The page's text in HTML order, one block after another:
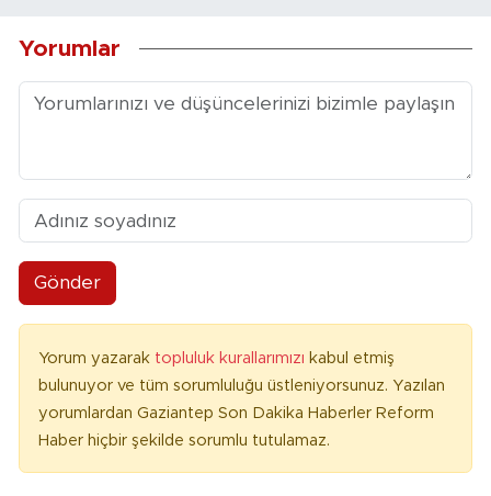
Yorumlar
Gönder
Yorum yazarak topluluk kurallarımızı kabul etmiş
bulunuyor ve tüm sorumluluğu üstleniyorsunuz. Yazılan
yorumlardan Gaziantep Son Dakika Haberler Reform
Haber hiçbir şekilde sorumlu tutulamaz.